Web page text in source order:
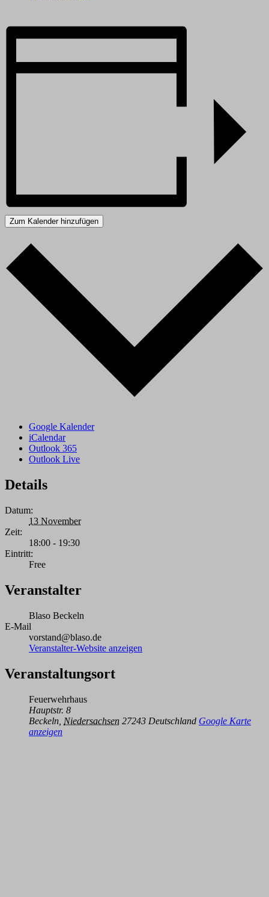
Zum Kalender hinzufügen
Google Kalender
iCalendar
Outlook 365
Outlook Live
Details
Datum:
13 November
Zeit:
18:00 - 19:30
Eintritt:
Free
Veranstalter
Blaso Beckeln
E-Mail
vorstand@blaso.de
Veranstalter-Website anzeigen
Veranstaltungsort
Feuerwehrhaus
Hauptstr. 8
Beckeln Niedersachsen 27243 Deutschland Google Karte
anzeigen